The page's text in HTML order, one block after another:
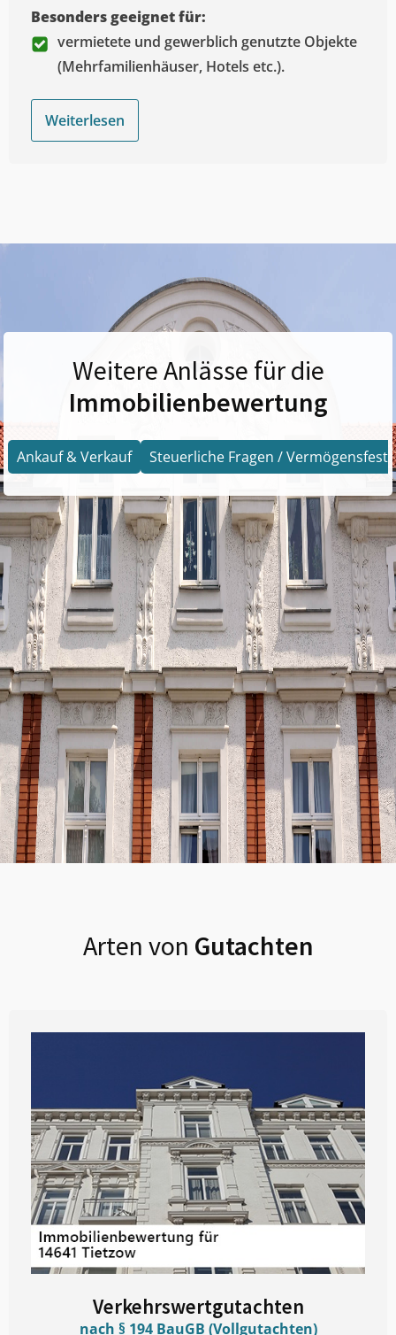
Besonders geeignet für:
vermietete und gewerblich genutzte Objekte
(Mehrfamilienhäuser, Hotels etc.).
Weiterlesen
Weitere Anlässe für die
Immobilienbewertung
Ankauf & Verkauf Steuerliche Fragen /
Arten von Gutachten
Verkehrswertgutachten
nach § 194 BauGB (Vollgutachten)